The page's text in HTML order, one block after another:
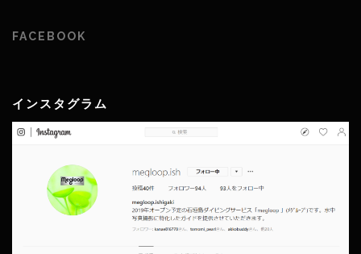
FACEBOOK
インスタグラム